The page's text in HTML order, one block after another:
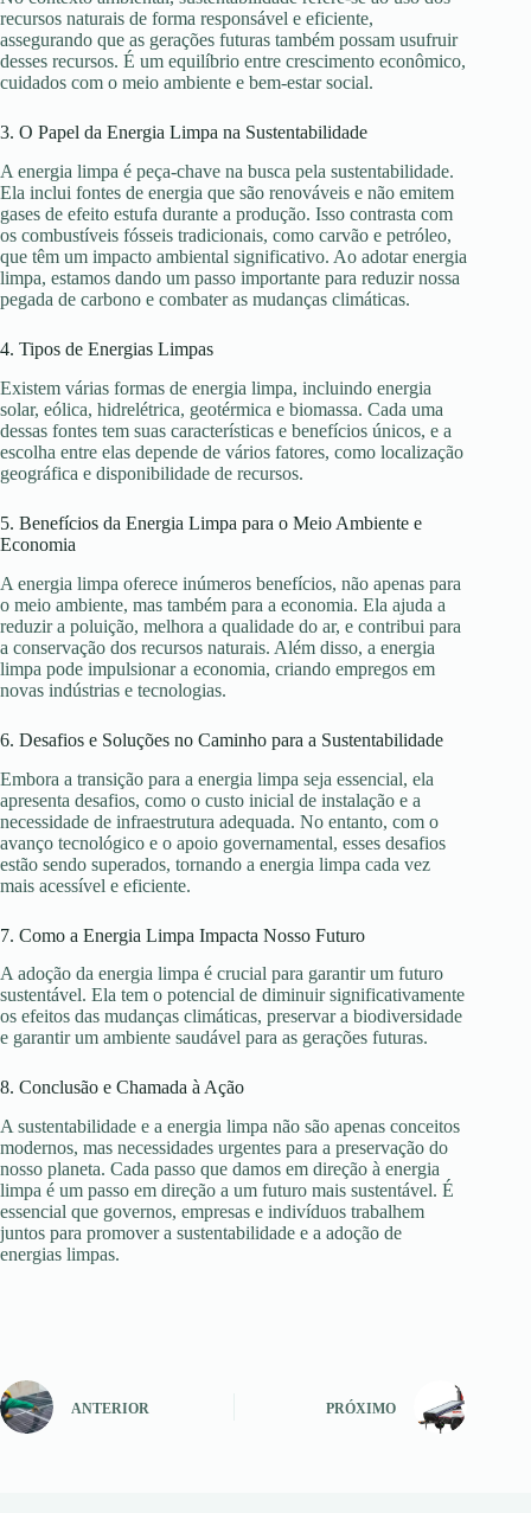
recursos naturais de forma responsável e eficiente,
assegurando que as gerações futuras também possam usufruir
desses recursos. É um equilíbrio entre crescimento econômico,
cuidados com o meio ambiente e bem-estar social.
3. O Papel da Energia Limpa na Sustentabilidade
A energia limpa é peça-chave na busca pela sustentabilidade.
Ela inclui fontes de energia que são renováveis e não emitem
gases de efeito estufa durante a produção. Isso contrasta com
os combustíveis fósseis tradicionais, como carvão e petróleo,
que têm um impacto ambiental significativo. Ao adotar energia
limpa, estamos dando um passo importante para reduzir nossa
pegada de carbono e combater as mudanças climáticas.
4. Tipos de Energias Limpas
Existem várias formas de energia limpa, incluindo energia
solar, eólica, hidrelétrica, geotérmica e biomassa. Cada uma
dessas fontes tem suas características e benefícios únicos, e a
escolha entre elas depende de vários fatores, como localização
geográfica e disponibilidade de recursos.
5. Benefícios da Energia Limpa para o Meio Ambiente e
Economia
A energia limpa oferece inúmeros benefícios, não apenas para
o meio ambiente, mas também para a economia. Ela ajuda a
reduzir a poluição, melhora a qualidade do ar, e contribui para
a conservação dos recursos naturais. Além disso, a energia
limpa pode impulsionar a economia, criando empregos em
novas indústrias e tecnologias.
6. Desafios e Soluções no Caminho para a Sustentabilidade
Embora a transição para a energia limpa seja essencial, ela
apresenta desafios, como o custo inicial de instalação e a
necessidade de infraestrutura adequada. No entanto, com o
avanço tecnológico e o apoio governamental, esses desafios
estão sendo superados, tornando a energia limpa cada vez
mais acessível e eficiente.
7. Como a Energia Limpa Impacta Nosso Futuro
A adoção da energia limpa é crucial para garantir um futuro
sustentável. Ela tem o potencial de diminuir significativamente
os efeitos das mudanças climáticas, preservar a biodiversidade
e garantir um ambiente saudável para as gerações futuras.
8. Conclusão e Chamada à Ação
A sustentabilidade e a energia limpa não são apenas conceitos
modernos, mas necessidades urgentes para a preservação do
nosso planeta. Cada passo que damos em direção à energia
limpa é um passo em direção a um futuro mais sustentável. É
essencial que governos, empresas e indivíduos trabalhem
juntos para promover a sustentabilidade e a adoção de
energias limpas.
ANTERIOR PRÓXIMO